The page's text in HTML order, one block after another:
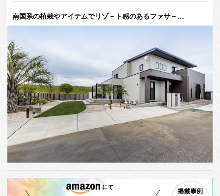
南国系の植栽やアイテムでリゾ－ト感のあるファサ－…